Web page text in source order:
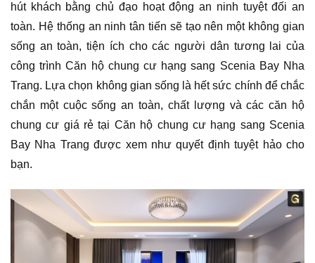
hút khách bằng chủ đạo hoạt động an ninh tuyệt đối an
toàn. Hệ thống an ninh tân tiến sẽ tạo nên một không gian
sống an toàn, tiện ích cho các người dân tương lai của
công trình Căn hộ chung cư hạng sang Scenia Bay Nha
Trang. Lựa chọn không gian sống là hết sức chính để chắc
chắn một cuộc sống an toàn, chất lượng và các căn hộ
chung cư giá rẻ tại Căn hộ chung cư hạng sang Scenia
Bay Nha Trang được xem như quyết định tuyệt hảo cho
bạn.